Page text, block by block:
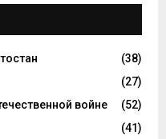
(38)
(27)
войне
(52)
(41)